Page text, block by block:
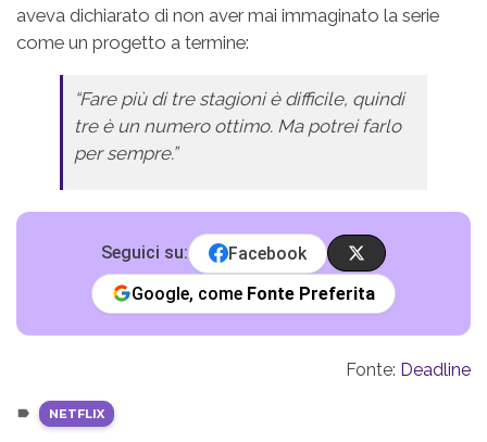
aveva dichiarato di non aver mai immaginato la serie
come un progetto a termine:
“Fare più di tre stagioni è difficile, quindi
tre è un numero ottimo. Ma potrei farlo
per sempre.”
Seguici su:
Facebook
Google, come Fonte Preferita
Fonte: Deadline
NETFLIX